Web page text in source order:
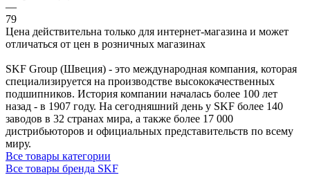
—
79
Цена действительна только для интернет-магазина и может
отличаться от цен в розничных магазинах
SKF Group (Швеция) - это международная компания, которая
специализируется на производстве высококачественных
подшипников. История компании началась более 100 лет
назад - в 1907 году. На сегодняшний день у SKF более 140
заводов в 32 странах мира, а также более 17 000
дистрибьюторов и официальных представительств по всему
миру.
Все товары категории
Все товары бренда SKF